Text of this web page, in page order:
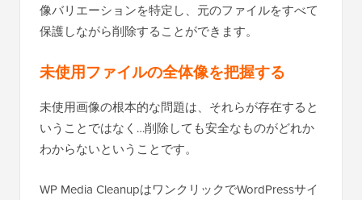
像バリエーションを特定し、元のファイルをすべて
保護しながら削除することができます。
未使用ファイルの全体像を把握する
未使用画像の根本的な問題は、それらが存在すると
いうことではなく…削除しても安全なものがどれか
わからないということです。
WP Media CleanupはワンクリックでWordPressサイ